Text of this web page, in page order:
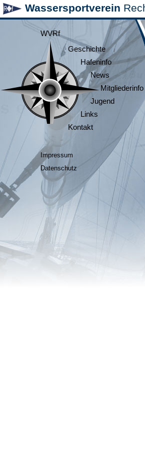
Wassersportverein
WVRf
Geschichte
Hafeninfo
News
Mitgliederinfo
Jugend
Links
Kontakt
Impressum
Datenschutz